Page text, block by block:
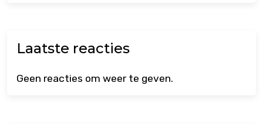
Laatste reacties
Geen reacties om weer te geven.